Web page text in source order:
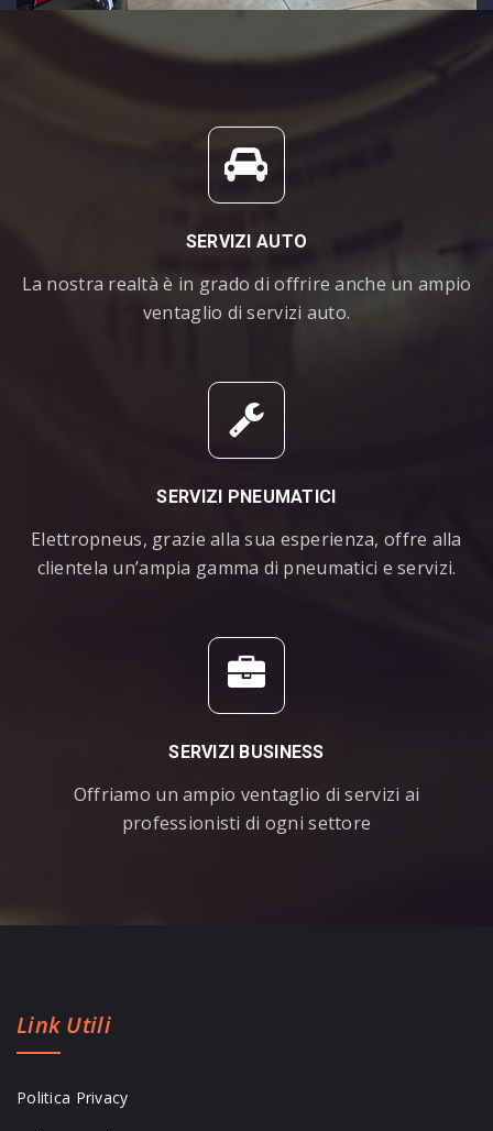
SERVIZI AUTO
La nostra realtà è in grado di offrire anche un ampio
ventaglio di servizi auto.
SERVIZI PNEUMATICI
Elettropneus, grazie alla sua esperienza, offre alla
clientela un’ampia gamma di pneumatici e servizi.
SERVIZI BUSINESS
Offriamo un ampio ventaglio di servizi ai
professionisti di ogni settore
Link Utili
Politica Privacy